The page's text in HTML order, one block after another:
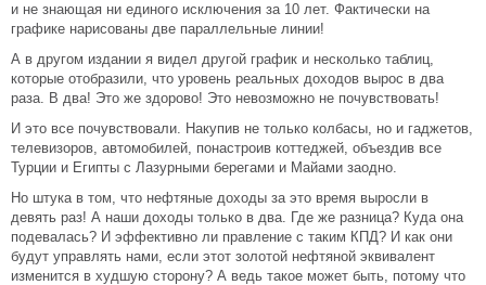
и не знающая ни единого исключения за 10 лет. Фактически на
графике нарисованы две параллельные линии!
А в другом издании я видел другой график и несколько таблиц,
которые отобразили, что уровень реальных доходов вырос в два
раза. В два! Это же здорово! Это невозможно не почувствовать!
И это все почувствовали. Накупив не только колбасы, но и гаджетов,
телевизоров, автомобилей, понастроив коттеджей, объездив все
Турции и Египты с Лазурными берегами и Майами заодно.
Но штука в том, что нефтяные доходы за это время выросли в
девять раз! А наши доходы только в два. Где же разница? Куда она
подевалась? И эффективно ли правление с таким КПД? И как они
будут управлять нами, если этот золотой нефтяной эквивалент
изменится в худшую сторону? А ведь такое может быть, потому что